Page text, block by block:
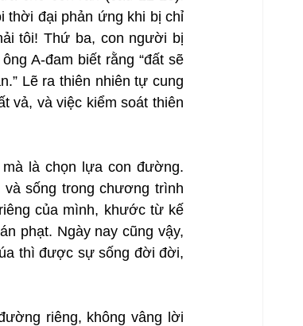
thời đại phản ứng khi bị chỉ
tôi! Thứ ba, con người bị
A-đam biết rằng “đất sẽ
Lẽ ra thiên nhiên tự cung
vả, và việc kiểm soát thiên
là chọn lựa con đường.
sống trong chương trình
của mình, khước từ kế
phạt. Ngày nay cũng vậy,
thì được sự sống đời đời,
riêng, không vâng lời